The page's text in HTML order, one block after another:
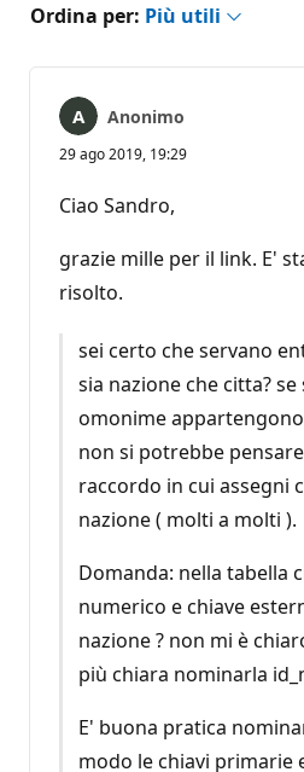
Ordina per: Più utili
Anonimo
29 ago 2019, 19:29
Ciao Sandro,
grazie mille per il link. E'
risolto.
sei certo che servano
sia nazione che citta? se
omonime
non si potrebbe
raccordo in cui assegni
nazione ( molti a molti ).
Domanda: nella tabella
numerico e chiave
nazione ? non mi è
più chiara nominarla
E' buona pratica
modo le chiavi primarie